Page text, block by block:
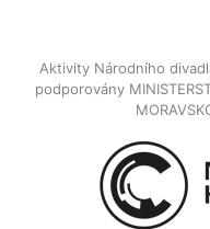
Aktivity Národního
podporovány